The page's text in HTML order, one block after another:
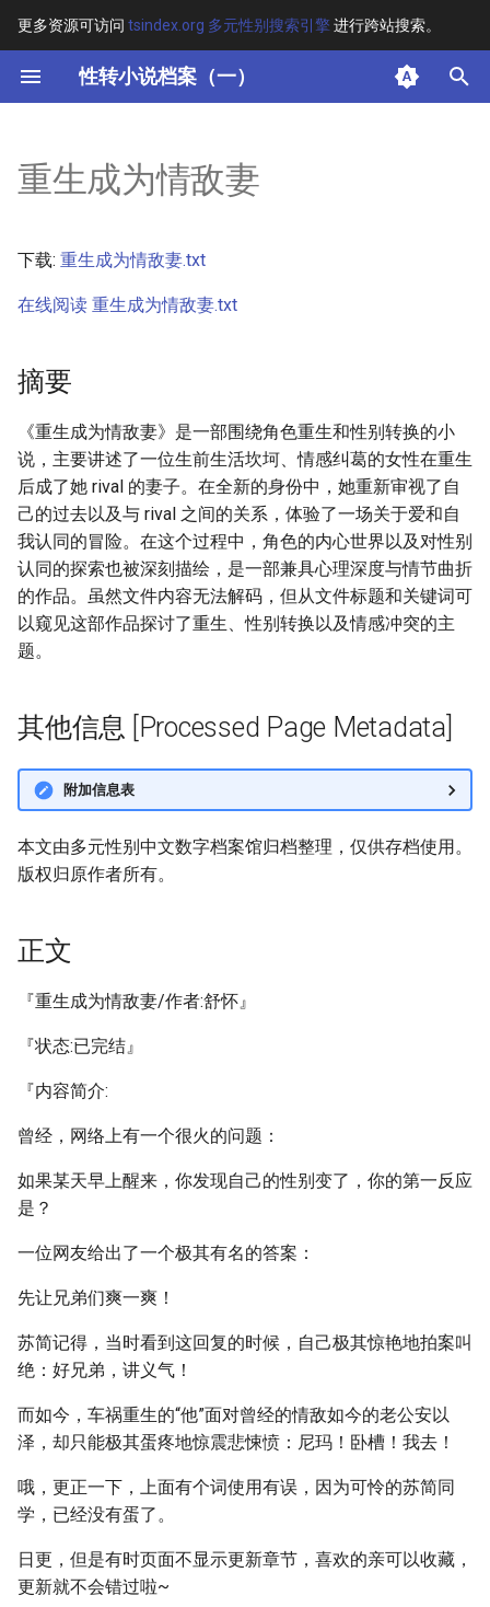
更多资源可访问 tsindex.org 多元性别搜索引擎进行跨站搜索。
性转小说档案（一）
键
开
搜
索
其他信息 [Processed Page
重生成为情敌妻
下载: 重生成为情敌妻.txt
在线阅读 重生成为情敌妻.txt
摘要
《重生成为情敌妻》是一部围绕角色重生和性别转换的小
说，主要讲述了一位生前生活坎坷、情感纠葛的女性在重生
后成了她 rival 的妻子。在全新的身份中，她重新审视了自
己的过去以及与 rival 之间的关系，体验了一场关于爱和自
我认同的冒险。在这个过程中，角色的内心世界以及对性别
认同的探索也被深刻描绘，是一部兼具心理深度与情节曲折
的作品。虽然文件内容无法解码，但从文件标题和关键词可
以窥见这部作品探讨了重生、性别转换以及情感冲突的主
题。
其他信息 [Processed Page Metadata]
附加信息表
本文由多元性别中文数字档案馆归档整理，仅供存档使用。
版权归原作者所有。
正文
『重生成为情敌妻/作者:舒怀』
『状态:已完结』
『内容简介:
曾经，网络上有一个很火的问题：
如果某天早上醒来，你发现自己的性别变了，你的第一反应
是？
一位网友给出了一个极其有名的答案：
先让兄弟们爽一爽！
苏简记得，当时看到这回复的时候，自己极其惊艳地拍案叫
绝：好兄弟，讲义气！
而如今，车祸重生的“他”面对曾经的情敌如今的老公安以
泽，却只能极其蛋疼地惊震悲悚愤：尼玛！卧槽！我去！
哦，更正一下，上面有个词使用有误，因为可怜的苏简同
学，已经没有蛋了。
日更，但是有时页面不显示更新章节，喜欢的亲可以收藏，
更新就不会错过啦~